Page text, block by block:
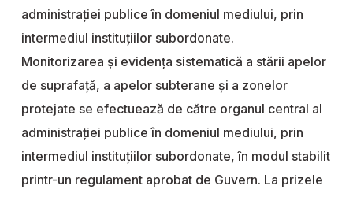
administraţiei publice în domeniul mediului, prin
intermediul instituţiilor subordonate.
Monitorizarea şi evidenţa sistematică a stării apelor
de suprafaţă, a apelor subterane şi a zonelor
protejate se efectuează de către organul central al
administraţiei publice în domeniul mediului, prin
intermediul instituţiilor subordonate, în modul stabilit
printr-un regulament aprobat de Guvern. La prizele